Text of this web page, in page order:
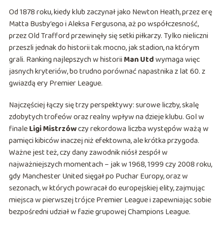
Od 1878 roku, kiedy klub zaczynał jako Newton Heath, przez erę
Matta Busby’ego i Aleksa Fergusona, aż po współczesność,
przez Old Trafford przewinęły się setki piłkarzy. Tylko nieliczni
przeszli jednak do historii tak mocno, jak stadion, na którym
grali. Ranking najlepszych w historii Man Utdwymaga więc
jasnych kryteriów, bo trudno porównać napastnika z lat 60. z
gwiazdą ery Premier League.
Najczęściej łączy się trzy perspektywy: surowe liczby, skalę
zdobytych trofeów oraz realny wpływ na dzieje klubu. Gol w
finaleLigi Mistrzówczy rekordowa liczba występów ważą w
pamięci kibiców inaczej niż efektowna, ale krótka przygoda.
Ważne jest też, czy dany zawodnik niósł zespół w
najważniejszych momentach – jak w 1968, 1999 czy 2008 roku,
gdy Manchester United sięgał po Puchar Europy, oraz w
sezonach, w których powracał do europejskiej elity, zajmując
miejsca w pierwszej trójce Premier League i zapewniając sobie
bezpośredni udział w fazie grupowej Champions League.